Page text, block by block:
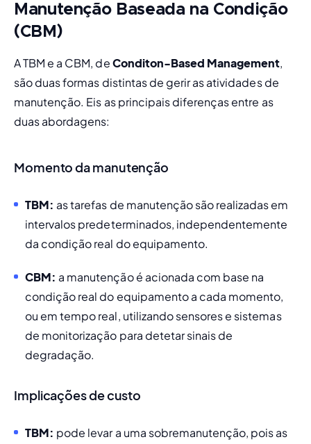
Manutenção Baseada na Condição
(CBM)
A TBM e a CBM, de Conditon-Based Management,
são duas formas distintas de gerir as atividades de
manutenção. Eis as principais diferenças entre as
duas abordagens:
Momento da manutenção
TBM: as tarefas de manutenção são realizadas em
intervalos predeterminados, independentemente
da condição real do equipamento.
CBM: a manutenção é acionada com base na
condição real do equipamento a cada momento,
ou em tempo real, utilizando sensores e sistemas
de monitorização para detetar sinais de
degradação.
Implicações de custo
TBM: pode levar a uma sobremanutenção, pois as